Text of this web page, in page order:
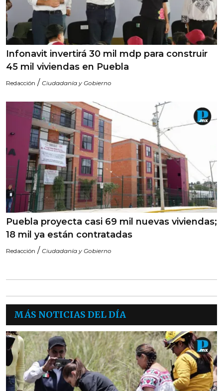
Infonavit invertirá 30 mil mdp para construir
45 mil viviendas en Puebla
Redacción / Ciudadanía y Gobierno
Puebla proyecta casi 69 mil nuevas viviendas;
18 mil ya están contratadas
Redacción / Ciudadanía y Gobierno
MÁS NOTICIAS DEL DÍA